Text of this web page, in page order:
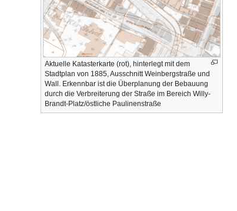
Aktuelle Katasterkarte (rot), hinterlegt mit dem
Stadtplan von 1885, Ausschnitt Weinbergstraße und
Wall. Erkennbar ist die Überplanung der Bebauung
durch die Verbreiterung der Straße im Bereich Willy-
Brandt-Platz/östliche Paulinenstraße